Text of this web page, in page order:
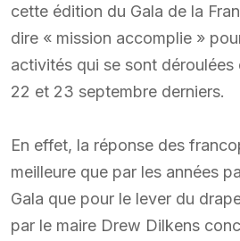
cette édition du Gala de la
dire « mission accomplie »
activités qui se sont déroulées
22 et 23 septembre derniers.
En effet, la réponse des
meilleure que par les années
Gala que pour le lever du
par le maire Drew Dilkens